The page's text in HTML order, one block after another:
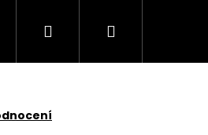
PřihlášeníNákupní